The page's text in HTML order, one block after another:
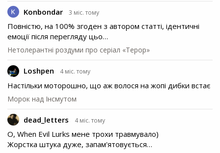
Konbondar 3 міс. тому
Повністю, на 100% згоден з автором статті, ідентичні
емоції після перегляду цьо…
Нетолерантні роздуми про серіал «Терор»
Loshpen 4 міс. тому
Настільки моторошно, що аж волося на жопі дибки встає
Морок над Інсмутом
dead_letters 4 міс. тому
О, When Evil Lurks мене трохи травмувало)
Жорстка штука дуже, запам'ятовується…